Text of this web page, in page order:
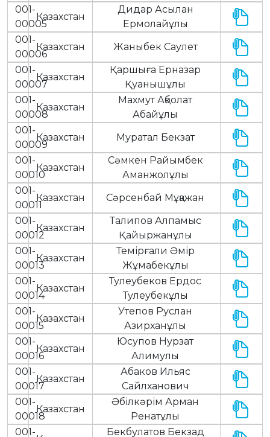
001-
00005
Казахстан
Дидар Асылан
Ермолайұлы
001-
00006
Казахстан
Жаныбек Саулет
001-
00007
Казахстан
Қаршыға Ерназар
Қуанышұлы
001-
00008
Казахстан
Махмут Ақболат
Абайұлы
001-
00009
Казахстан
Муратал Бекзат
001-
00010
Казахстан
Сәмкен Райымбек
Аманжолұлы
001-
00011
Казахстан
Сәрсенбай Мұқажан
001-
00012
Казахстан
Талипов Алпамыс
Қайыржанұлы
001-
00013
Казахстан
Темірғали Әмір
Жұмабекұлы
001-
00014
Казахстан
Тулеубеков Ердос
Тулеубекұлы
001-
00015
Казахстан
Утепов Руслан
Азирханұлы
001-
00016
Казахстан
Юсупов Нурзат
Алимулы
001-
00017
Казахстан
Абаков Ильяс
Сайлханович
001-
00018
Казахстан
Әбілкәрім Арман
Ренатұлы
001-
Бекбулатов Бекзад